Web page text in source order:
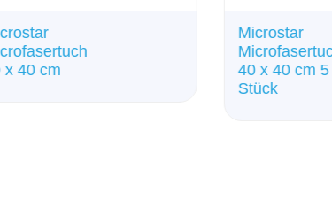
Microstar
Microfasertuch
40 x 40 cm 5